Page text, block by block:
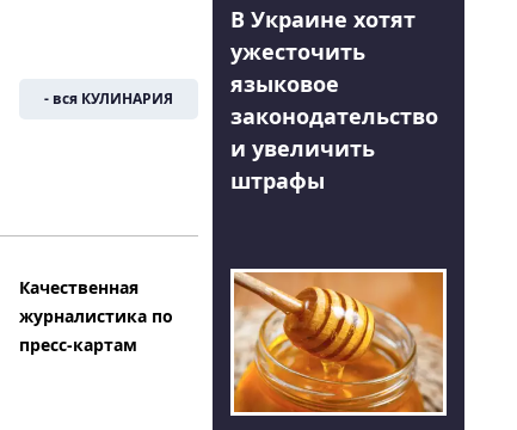
- вся КУЛИНАРИЯ
Качественная
журналистика по
пресс-картам
В Украине хотят
ужесточить
языковое
законодательство
и увеличить
штрафы